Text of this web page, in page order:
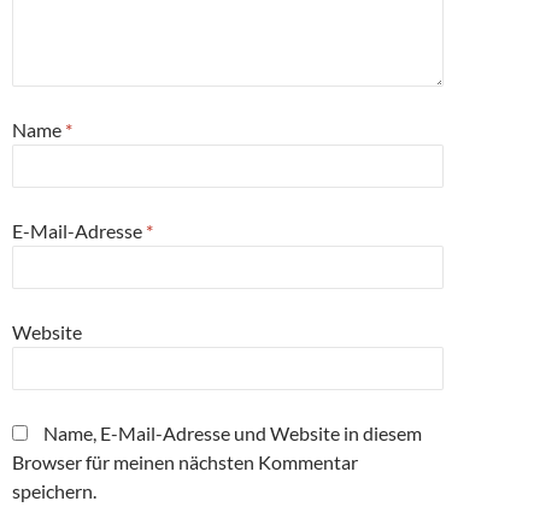
Name *
E-Mail-Adresse *
Website
Name, E-Mail-Adresse und Website in diesem
Browser für meinen nächsten Kommentar
speichern.